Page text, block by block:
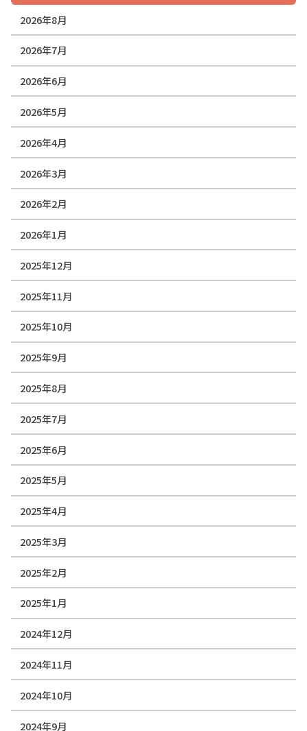
2026年8月
2026年7月
2026年6月
2026年5月
2026年4月
2026年3月
2026年2月
2026年1月
2025年12月
2025年11月
2025年10月
2025年9月
2025年8月
2025年7月
2025年6月
2025年5月
2025年4月
2025年3月
2025年2月
2025年1月
2024年12月
2024年11月
2024年10月
2024年9月